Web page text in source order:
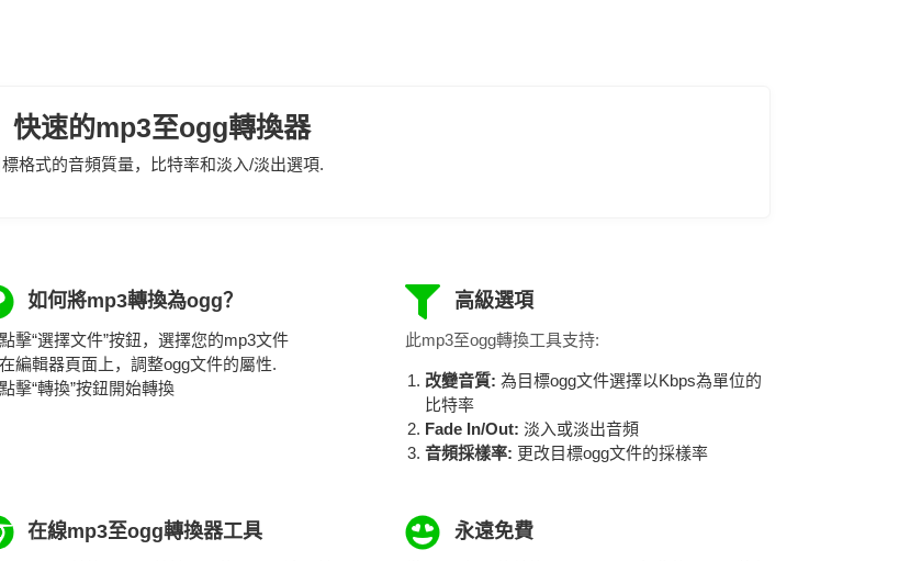
快速的mp3至ogg轉換器
格式的音頻質量，比特率和淡入/淡出選項.
如何將mp3轉換為ogg？
點擊“選擇文件”按鈕，選擇您的mp3文件
在編輯器頁面上，調整ogg文件的屬性.
點擊“轉換”按鈕開始轉換
高級選項
此mp3至ogg轉換工具支持:
改變音質: 為目標ogg文件選擇以Kbps為單位的
比特率
Fade In/Out: 淡入或淡出音頻
音頻採樣率: 更改目標ogg文件的採樣率
在線mp3至ogg轉換器工具 永遠免費